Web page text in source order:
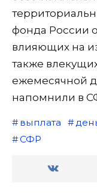
фонда России
влияющих на
также
ежемесячной
напомнили в
выплата
СФР